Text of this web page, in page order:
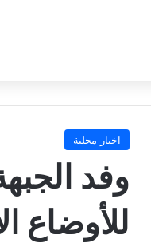
اخبار محلية
وفد
للأوضاع